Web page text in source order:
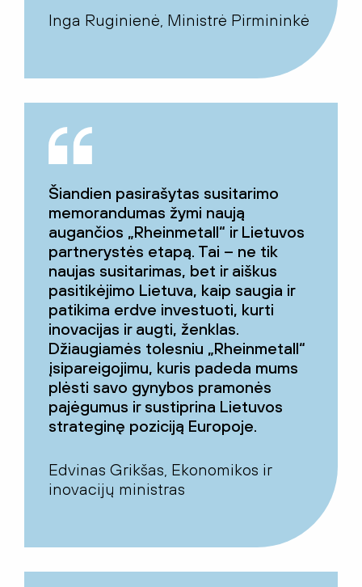
Inga Ruginienė, Ministrė Pirmininkė
Šiandien pasirašytas susitarimo
memorandumas žymi naują
augančios „Rheinmetall“ ir Lietuvos
partnerystės etapą. Tai – ne tik
naujas susitarimas, bet ir aiškus
pasitikėjimo Lietuva, kaip saugia ir
patikima erdve investuoti, kurti
inovacijas ir augti, ženklas.
Džiaugiamės tolesniu „Rheinmetall“
įsipareigojimu, kuris padeda mums
plėsti savo gynybos pramonės
pajėgumus ir sustiprina Lietuvos
strateginę poziciją Europoje.
Edvinas Grikšas, Ekonomikos ir
inovacijų ministras